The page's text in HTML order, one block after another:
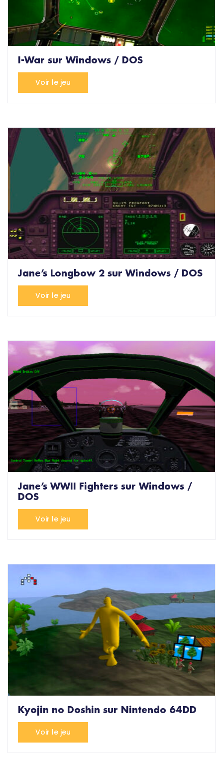
I-War sur Windows / DOS
Voir le jeu
Jane’s Longbow 2 sur Windows / DOS
Voir le jeu
Jane’s WWII Fighters sur Windows /
DOS
Voir le jeu
Kyojin no Doshin sur Nintendo 64DD
Voir le jeu